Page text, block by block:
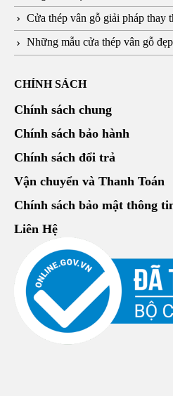
Cửa thép vân gỗ giải pháp thay
Những mẫu cửa thép vân gỗ
CHÍNH SÁCH
Chính sách chung
Chính sách bảo hành
Chính sách đổi trả
Vận chuyển và Thanh Toán
Chính sách bảo mật thông
Liên Hệ